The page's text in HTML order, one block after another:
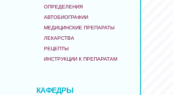
ОПРЕДЕЛЕНИЯ
АВТОБИОГРАФИИ
МЕДИЦИНСКИЕ ПРЕПАРАТЫ
ЛЕКАРСТВА
РЕЦЕПТЫ
ИНСТРУКЦИИ К ПРЕПАРАТАМ
КАФЕДРЫ